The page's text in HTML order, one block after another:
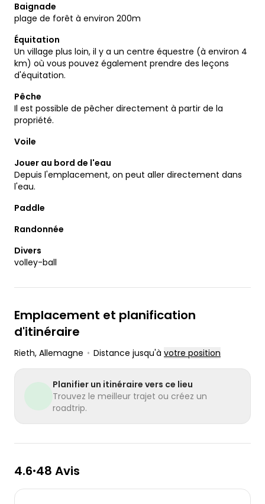
Baignade
plage de forêt à environ 200m
Équitation
Un village plus loin, il y a un centre équestre (à environ 4
km) où vous pouvez également prendre des leçons
d'équitation.
Pêche
Il est possible de pêcher directement à partir de la
propriété.
Voile
Jouer au bord de l'eau
Depuis l'emplacement, on peut aller directement dans
l'eau.
Paddle
Randonnée
Divers
volley-ball
Emplacement et planification
d'itinéraire
Rieth, Allemagne • Distance jusqu'à votre position
Planifier un itinéraire vers ce lieu
Trouvez le meilleur trajet ou créez un
roadtrip.
4.6•48 Avis